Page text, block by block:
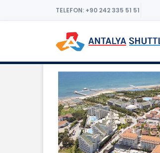
TELEFON: +90 242 335 51 51